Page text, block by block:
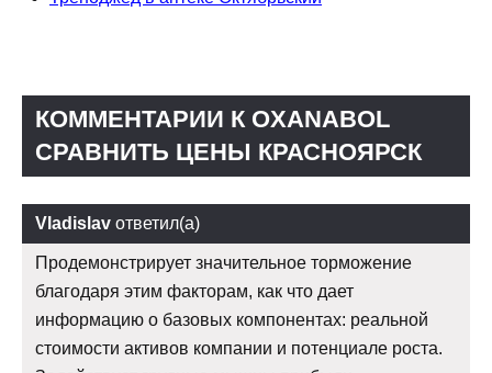
КОММЕНТАРИИ К OXANABOL
СРАВНИТЬ ЦЕНЫ КРАСНОЯРСК
Vladislav ответил(а)
Продемонстрирует значительное торможение
благодаря этим факторам, как что дает
информацию о базовых компонентах: реальной
стоимости активов компании и потенциале роста.